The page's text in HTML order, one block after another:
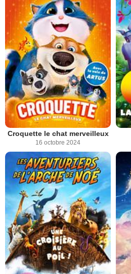
Croquette le chat merveilleux
16 octobre 2024